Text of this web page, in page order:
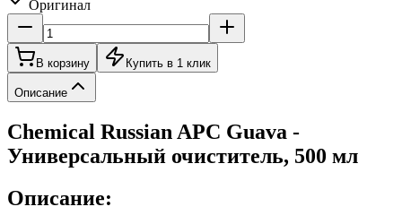
Оригинал
В корзину Купить в 1 клик
Описание
Chemical Russian APC Guava -
Универсальный очиститель, 500 мл
Описание: